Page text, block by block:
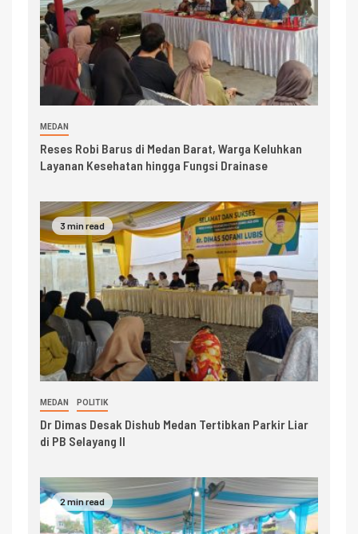
MEDAN
Reses Robi Barus di Medan Barat, Warga Keluhkan
Layanan Kesehatan hingga Fungsi Drainase
3 min read
MEDAN POLITIK
Dr Dimas Desak Dishub Medan Tertibkan Parkir Liar
di PB Selayang II
2 min read